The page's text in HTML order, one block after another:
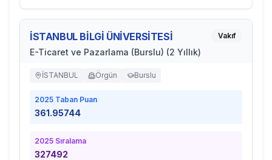
İSTANBUL BİLGİ ÜNİVERSİTESİ
E-Ticaret ve Pazarlama (Burslu) (2 Yıllık)
Vakıf
İSTANBUL Örgün Burslu
2025 Taban Puan
361.95744
2025 Sıralama
327492